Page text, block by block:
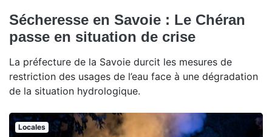
Sécheresse en Savoie : Le Chéran
passe en situation de crise
La préfecture de la Savoie durcit les mesures de
restriction des usages de l’eau face à une dégradation
de la situation hydrologique.
Locales